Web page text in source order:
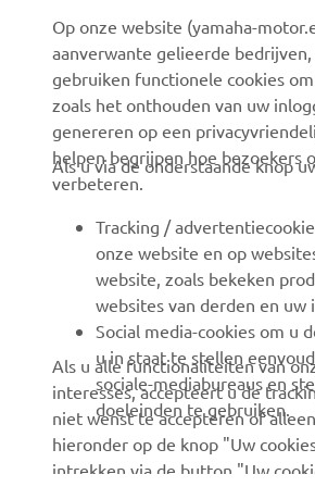
Over ons
Evenementen
Press
Careers
Dealer worden
Mensenrechtenbeleid
Basisbeleid duurzaamheid
Klokkenluiderskanaal
Op onze website (yamaha-
aanverwante gelieerde
gebruiken functionele cookies
zoals het onthouden van uw
genereren op een
helpen begrijpen hoe bezoekers
verbeteren.
Als u via de onderstaande knop
Tracking /
onze website en op
website, zoals bekeken
websites van derden en
Social media-cookies om u
u in staat te stellen
sociale-mediabureaus en
doeleinden te gebruiken.
Als u alle functionaliteiten van
interesses, accepteert u de
niet wenst te accepteren of
hieronder op de knop "Uw
intrekken via de button "Uw